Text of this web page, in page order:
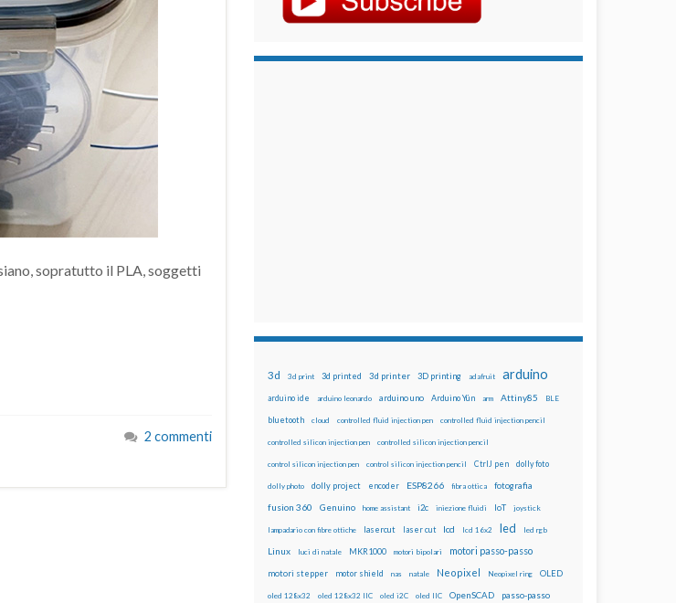
sopratutto il PLA, soggetti
2 commenti
3d 3d print 3d printed 3d printer 3D printing adafruit arduino
arduino ide arduino leonardo arduino uno Arduino Yún arm Attiny85 BLE
bluetooth cloud controlled fluid injection pen controlled fluid injection pencil
controlled silicon injection pen controlled silicon injection pencil
control silicon injection pen control silicon injection pencil CtrlJ pen dolly foto
dolly photo dolly project encoder ESP8266 fibra ottica fotografia
fusion 360 Genuino home assistant i2c iniezione fluidi IoT joystick
lampadario con fibre ottiche lasercut laser cut lcd lcd 16x2 led led rgb
Linux luci di natale MKR1000 motori bipolari motori passo-passo
motori stepper motor shield nas natale Neopixel Neopixel ring OLED
oled 128x32 oled 128x32 IIC oled i2C oled IIC OpenSCAD passo-passo